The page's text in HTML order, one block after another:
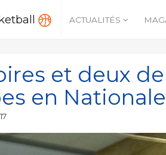
ACTUALITÉS
et deux
en Nationale